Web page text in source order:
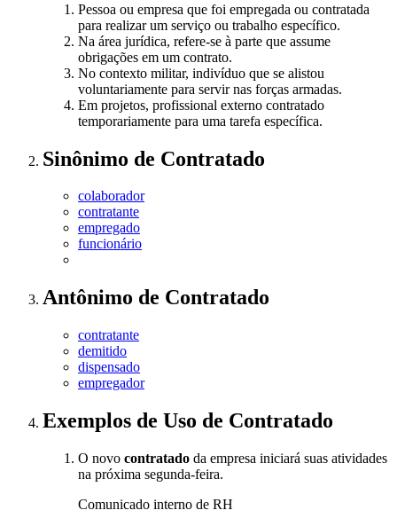
Pessoa ou empresa que foi empregada ou contratada
para realizar um serviço ou trabalho específico.
Na área jurídica, refere-se à parte que assume
obrigações em um contrato.
No contexto militar, indivíduo que se alistou
voluntariamente para servir nas forças armadas.
Em projetos, profissional externo contratado
temporariamente para uma tarefa específica.
Sinônimo de Contratado
colaborador
contratante
empregado
funcionário
Antônimo de Contratado
contratante
demitido
dispensado
empregador
Exemplos de Uso de Contratado
O novo contratado da empresa iniciará suas atividades
na próxima segunda-feira.
Comunicado interno de RH